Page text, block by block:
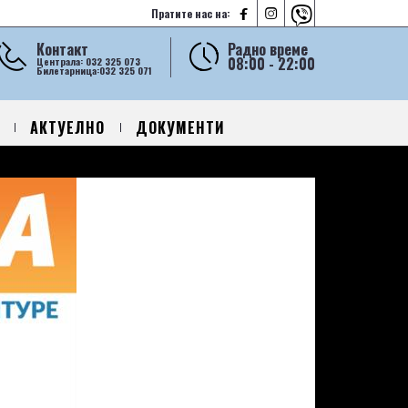
Пратите нас на:   
Радно време
08:00 - 22:00
Контакт
Централа: 032 325 073
Билетарница:032 325 071
АКТУЕЛНО ДОКУМЕНТИ